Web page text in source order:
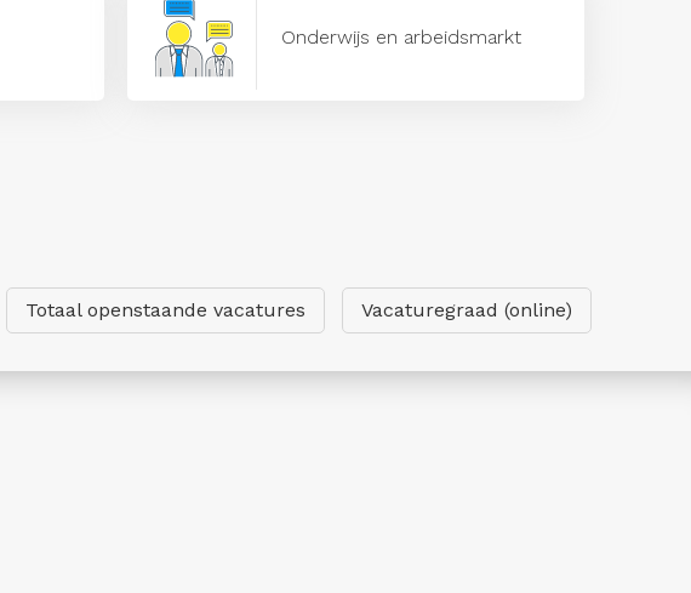
Onderwijs en arbeidsmarkt
Totaal openstaande vacatures Vacaturegraad (online)